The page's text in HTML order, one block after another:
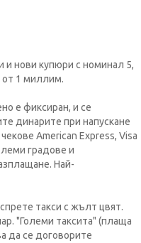
и нови купюри с номинал 5,
от 1 миллим.
е фиксиран, и се
динарите при напускане
American Express, Visa
градове и
Най-
такси с жълт цвят.
"Големи таксита" (плаща
да се договорите